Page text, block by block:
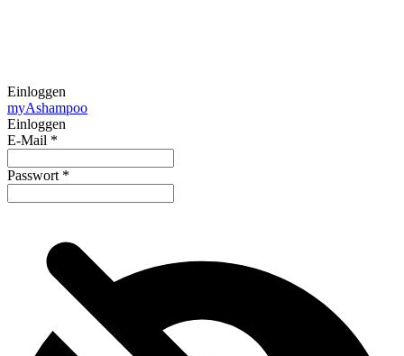
Einloggen
myAshampoo
Einloggen
E-Mail *
Passwort *